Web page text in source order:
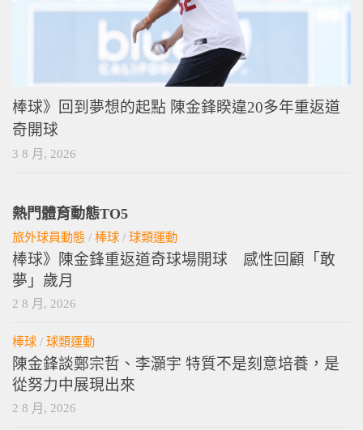
棒球》回到夢想的起點 陳金鋒睽違20多年重返道
奇開球
3 8 月, 2026
熱門體育動態TO5
旅外球員動態 / 棒球 / 球類運動
棒球》陳金鋒重返道奇球場開球 感性回顧「敢
夢」歲月
2 8 月, 2026
棒球 / 球類運動
陳金鋒談鄭宗哲、李灝宇 特質不是刻意培養，是
從努力中展現出來
2 8 月, 2026